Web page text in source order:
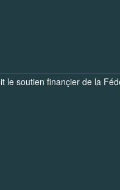
le soutien finançier de la